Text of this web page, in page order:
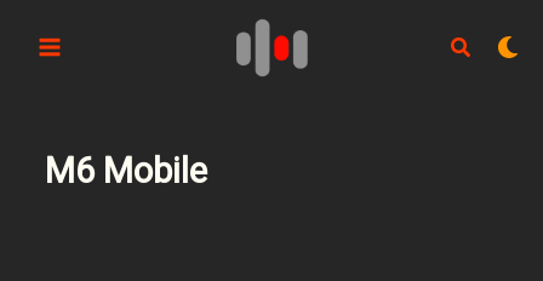
M6 Mobile